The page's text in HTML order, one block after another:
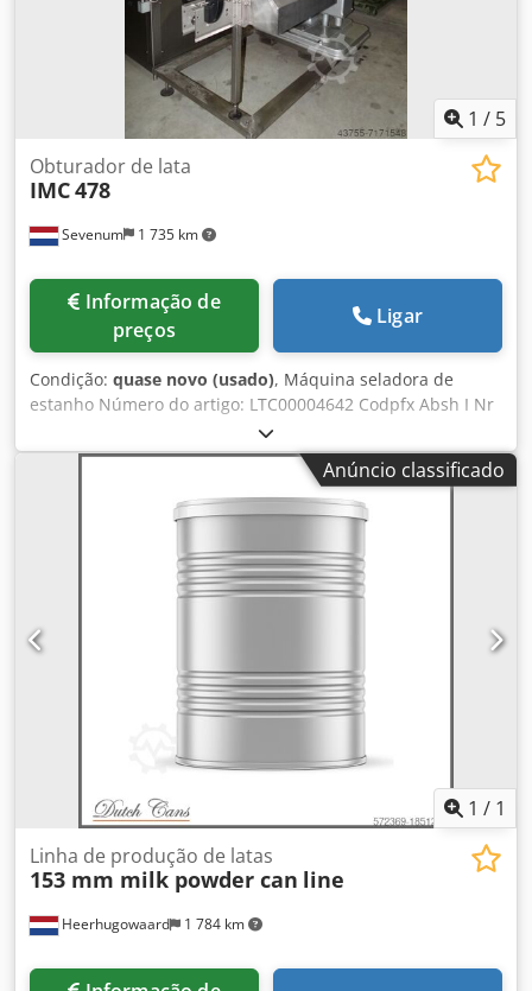
1 / 5
Sevenum 1 735 km
Obturador de lata
IMC478
preços
Ligar
Condição: quase novo (usado), Máquina seladora de
estanho Número do artigo: LTC00004642 Codpfx Absh I Nr
Reloha Marca: IMC Tipo: 1 chávena automática Modelo:
478 Capacidade: Até 3.600 latas por hora Direcção:
Esquerda / direita Chassis: Aço, pintado Dimensões: C x L x
L x A = 1200 x 1300 x 2100mm Peso: 1,000 Kg Fonte de
alimentação: 380V - 50Hz - 2Kw Formato: 1 conjunto para
latas de 153 mm Outros: Com correia de alimentação em
aço inoxidável / parafuso de alimentação em suporte de
Anúncio classificado
1 / 1
Heerhugowaard 1 784 km
Linha de produção de latas
153 mm milk powder can line